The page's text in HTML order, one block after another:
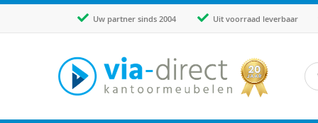
Uw partner sinds 2004 Uit voorraad leverbaar